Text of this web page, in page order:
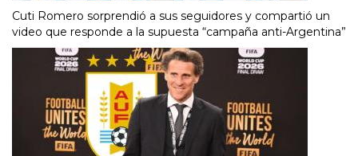
Cuti Romero sorprendió a sus seguidores y compartió un
video que responde a la supuesta “campaña anti-Argentina”